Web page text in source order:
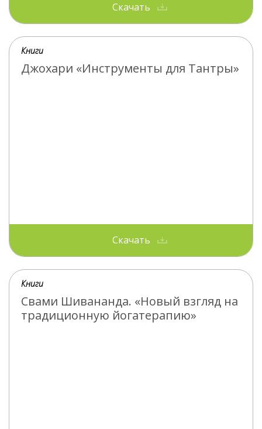
Скачать
Книги
Джохари «Инструменты для Тантры»
Скачать
Книги
Свами Шивананда. «Новый взгляд на
традиционную йогатерапию»